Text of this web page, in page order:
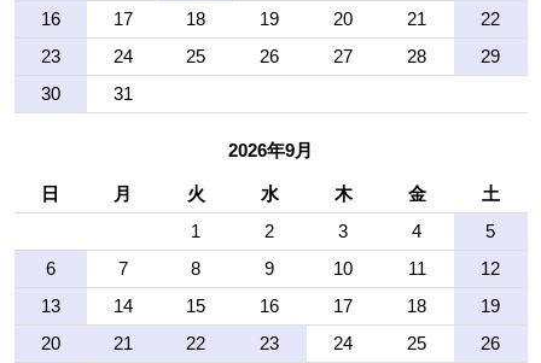
16
17 18 19 20 21
22
23
24 25 26 27 28
29
30
31
2026年9月
日 月 火 水 木 金
土
1
2 3 4
5
6
7 8 9 10 11
12
13
14 15 16 17 18
19
20
21 22 23 24 25
26